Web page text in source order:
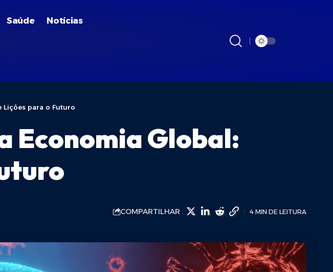
Saúde Notícias
Lições para o Futuro
Economia Global:
COMPARTILHAR 4 MIN DE LEITURA